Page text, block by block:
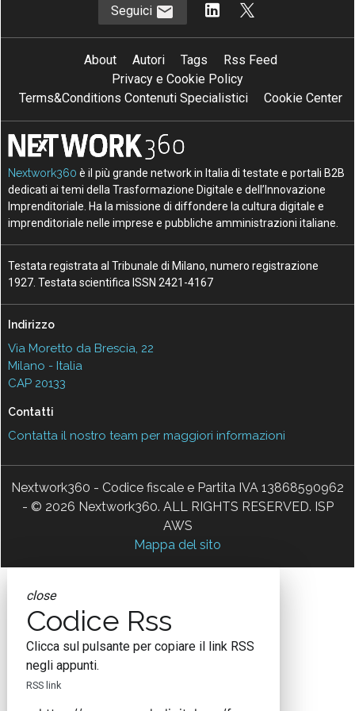
Seguici
About Autori Tags
Rss Feed
Privacy e Cookie Policy
Terms&Conditions Contenuti Specialistici
Cookie Center
Nextwork360 è il più grande network in Italia di testate e portali B2B
dedicati ai temi della Trasformazione Digitale e dell’Innovazione
Imprenditoriale. Ha la missione di diffondere la cultura digitale e
imprenditoriale nelle imprese e pubbliche amministrazioni italiane.
Testata registrata al Tribunale di Milano, numero registrazione
1927. Testata scientifica ISSN 2421-4167
Indirizzo
Via Moretto da Brescia, 22
Milano - Italia
CAP 20133
Contatti
Contatta il nostro team per maggiori informazioni
Nextwork360 - Codice fiscale e Partita IVA 13868590962
- © 2026 Nextwork360. ALL RIGHTS RESERVED. ISP
AWS
Mappa del sito
close
Codice Rss
Clicca sul pulsante per copiare il link RSS
negli appunti.
RSS link